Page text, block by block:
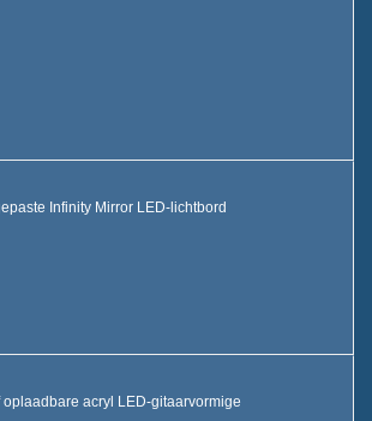
Infinity Mirror LED-lichtbord
oplaadbare acryl LED-gitaarvormige